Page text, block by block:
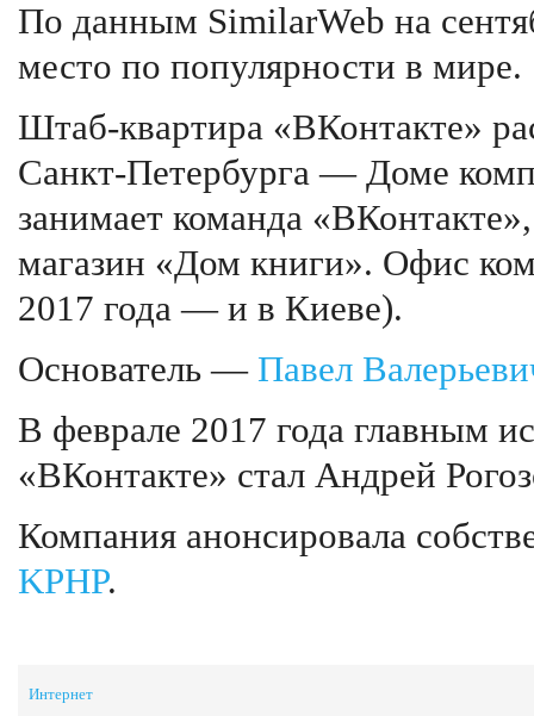
По данным SimilarWeb на
место по популярности в мире.
Штаб-квартира «ВКонтакте»
Санкт-Петербурга — Доме
занимает команда
магазин «Дом книги». Офис
2017 года — и в Киеве).
Основатель — Павел
В феврале 2017 года главным
«ВКонтакте» стал Андрей
Компания анонсировала
KPHP.
Интернет